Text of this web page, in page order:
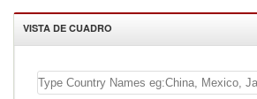
VISTA DE CUADRO